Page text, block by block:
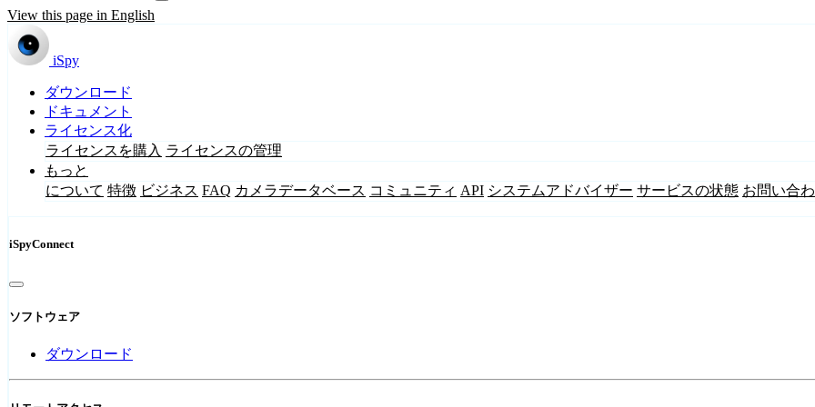
View this page in English
iSpy
ダウンロード
ドキュメント
ライセンス化
ライセンスを購入 ライセンスの管理
もっと
について 特徴 ビジネス FAQ カメラデータベース コミュニティ API システムアドバイザー サービスの状態 お問い合
iSpyConnect
ソフトウェア
ダウンロード